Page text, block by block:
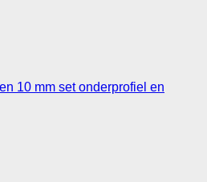
10 mm set onderprofiel en